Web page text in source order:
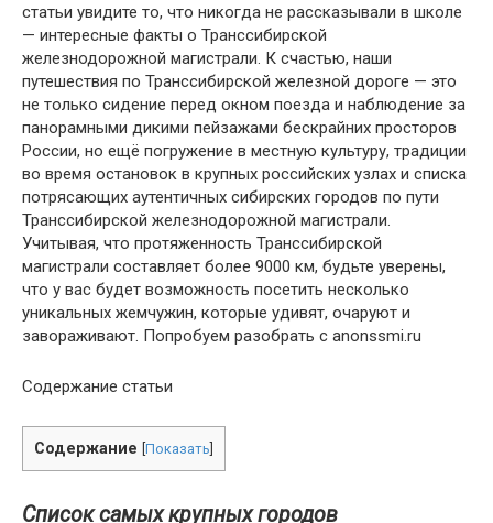
статьи увидите то, что никогда не рассказывали в школе
— интересные факты о Транссибирской
железнодорожной магистрали. К счастью, наши
путешествия по Транссибирской железной дороге — это
не только сидение перед окном поезда и наблюдение за
панорамными дикими пейзажами бескрайних просторов
России, но ещё погружение в местную культуру, традиции
во время остановок в крупных российских узлах и списка
потрясающих аутентичных сибирских городов по пути
Транссибирской железнодорожной магистрали.
Учитывая, что протяженность Транссибирской
магистрали составляет более 9000 км, будьте уверены,
что у вас будет возможность посетить несколько
уникальных жемчужин, которые удивят, очаруют и
завораживают. Попробуем разобрать с anonssmi.ru
Содержание статьи
Содержание [Показать]
Список самых крупных городов